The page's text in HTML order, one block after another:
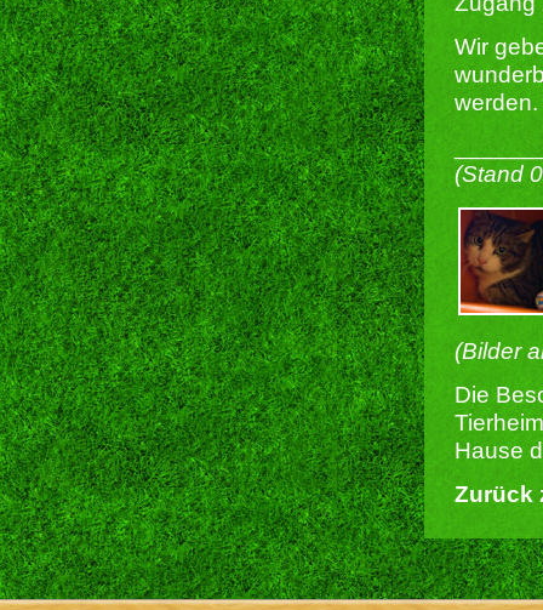
Wir
werden.
(Stand
(Bilder
Die
Hause
Zurück